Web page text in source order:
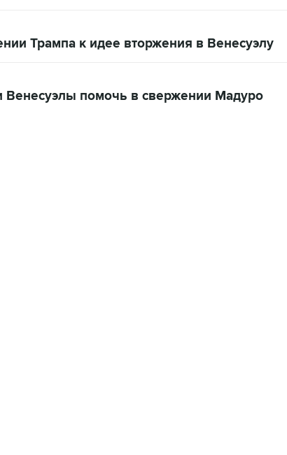
Трампа к идее вторжения в Венесуэлу
Венесуэлы помочь в свержении Мадуро